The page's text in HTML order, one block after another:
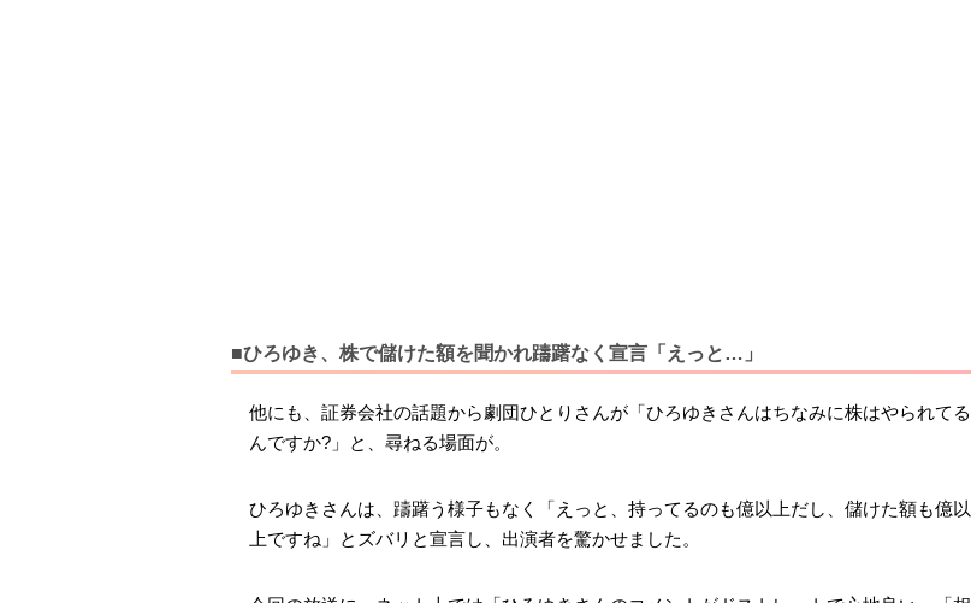
■ひろゆき、株で儲けた額を聞かれ躊躇なく宣言「えっと…」
他にも、証券会社の話題から劇団ひとりさんが「ひろゆきさんはちなみに株はやられてる
んですか?」と、尋ねる場面が。
ひろゆきさんは、躊躇う様子もなく「えっと、持ってるのも億以上だし、儲けた額も億以
上ですね」とズバリと宣言し、出演者を驚かせました。